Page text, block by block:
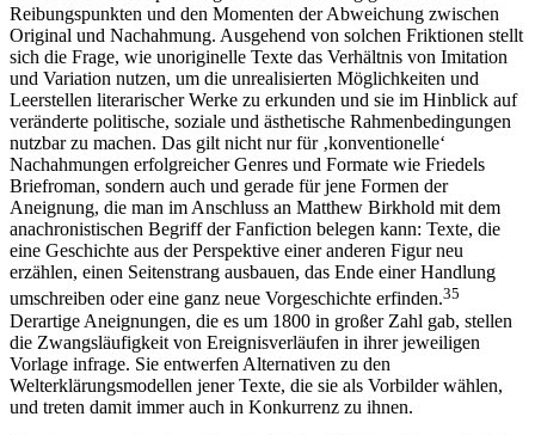
Reibungspunkten und den Momenten der Abweichung zwischen
Original und Nachahmung. Ausgehend von solchen Friktionen stellt
sich die Frage, wie unoriginelle Texte das Verhältnis von Imitation
und Variation nutzen, um die unrealisierten Möglichkeiten und
Leerstellen literarischer Werke zu erkunden und sie im Hinblick auf
veränderte politische, soziale und ästhetische Rahmenbedingungen
nutzbar zu machen. Das gilt nicht nur für ‚konventionelle‘
Nachahmungen erfolgreicher Genres und Formate wie Friedels
Briefroman, sondern auch und gerade für jene Formen der
Aneignung, die man im Anschluss an Matthew Birkhold mit dem
anachronistischen Begriff der Fanfiction belegen kann: Texte, die
eine Geschichte aus der Perspektive einer anderen Figur neu
erzählen, einen Seitenstrang ausbauen, das Ende einer Handlung
umschreiben oder eine ganz neue Vorgeschichte erfinden.35
Derartige Aneignungen, die es um 1800 in großer Zahl gab, stellen
die Zwangsläufigkeit von Ereignisverläufen in ihrer jeweiligen
Vorlage infrage. Sie entwerfen Alternativen zu den
Welterklärungsmodellen jener Texte, die sie als Vorbilder wählen,
und treten damit immer auch in Konkurrenz zu ihnen.